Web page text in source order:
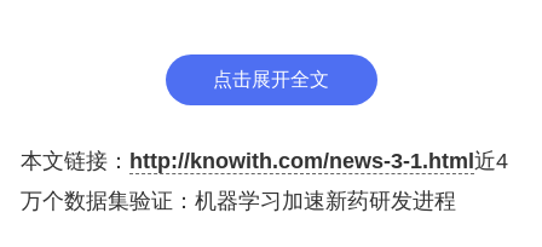
学反应的更深入的理解，而不是从高通量实验的初始
结果中观察到。此次开发的这种机器学习方法，就能
允许化学家调整复杂的分子，再精确引入到分子的预
先指定区域，从而加快药物设计速度。
点击展开全文
本文链接： http://knowith.com/news-3-1.html 近4
万个数据集验证：机器学习加速新药研发进程